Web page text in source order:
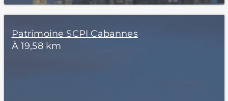
Patrimoine SCPI Cabannes
À 19,58 km